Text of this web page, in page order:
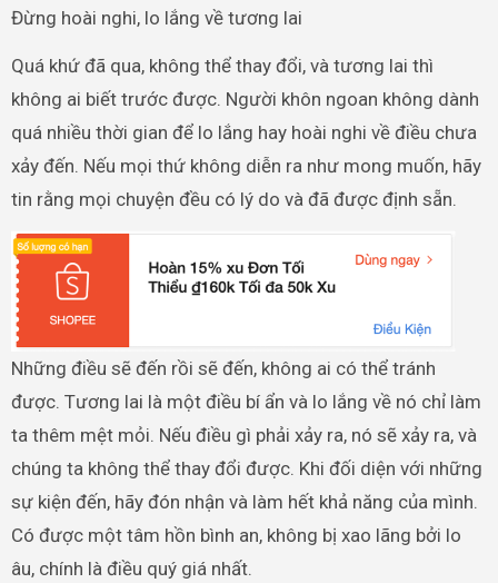
Đừng hoài nghi, lo lắng về tương lai
Quá khứ đã qua, không thể thay đổi, và tương lai thì
không ai biết trước được. Người khôn ngoan không dành
quá nhiều thời gian để lo lắng hay hoài nghi về điều chưa
xảy đến. Nếu mọi thứ không diễn ra như mong muốn, hãy
tin rằng mọi chuyện đều có lý do và đã được định sẵn.
Những điều sẽ đến rồi sẽ đến, không ai có thể tránh
được. Tương lai là một điều bí ẩn và lo lắng về nó chỉ làm
ta thêm mệt mỏi. Nếu điều gì phải xảy ra, nó sẽ xảy ra, và
chúng ta không thể thay đổi được. Khi đối diện với những
sự kiện đến, hãy đón nhận và làm hết khả năng của mình.
Có được một tâm hồn bình an, không bị xao lãng bởi lo
âu, chính là điều quý giá nhất.